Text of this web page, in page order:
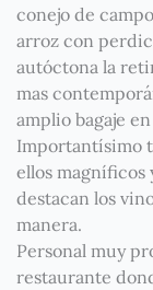
conejo de
arroz con
autóctona la
mas
amplio bagaje
Importantísimo
ellos magníficos
destacan los
manera.
Personal muy
restaurante